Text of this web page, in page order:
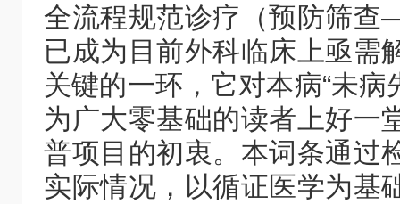
全流程规范诊疗（预防筛
已成为目前外科临床上亟需
关键的一环，它对本病“未病
为广大零基础的读者上好一
普项目的初衷。本词条通过
实际情况，以循证医学为基